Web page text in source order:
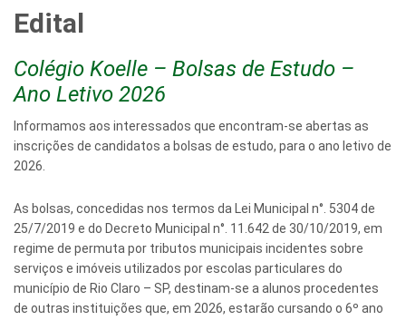
Edital
Colégio Koelle – Bolsas de Estudo –
Ano Letivo 2026
Informamos aos interessados que encontram-se abertas as
inscrições de candidatos a bolsas de estudo, para o ano letivo de
2026.
As bolsas, concedidas nos termos da Lei Municipal n°. 5304 de
25/7/2019 e do Decreto Municipal n°. 11.642 de 30/10/2019, em
regime de permuta por tributos municipais incidentes sobre
serviços e imóveis utilizados por escolas particulares do
município de Rio Claro – SP, destinam-se a alunos procedentes
de outras instituições que, em 2026, estarão cursando o 6º ano